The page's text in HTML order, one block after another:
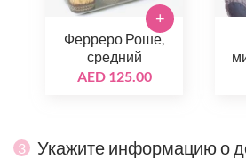
Ферреро Роше,
средний
AED 125.00
+
3 Укажите информацию о